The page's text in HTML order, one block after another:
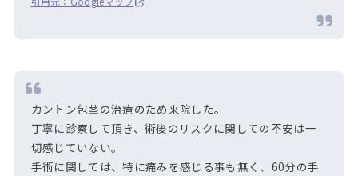
カントン包茎の治療のため来院した。
丁寧に診察して頂き、術後のリスクに関しての不安は一
切感じていない。
手術に関しては、特に痛みを感じる事も無く、60分の手